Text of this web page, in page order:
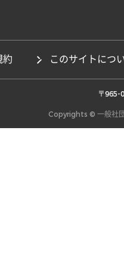
約 このサイトにつ
〒965-
Copyrights © 一般社